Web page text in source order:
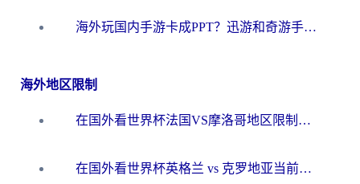
海外玩国内手游卡成PPT？迅游和奇游手游哪个好？一篇讲透回国加速器怎么选
海外地区限制
在国外看世界杯法国VS摩洛哥地区限制？这篇指南让你流畅看中文解说无压力
在国外看世界杯英格兰 vs 克罗地亚当前地区不可播放？这篇指南帮你搞定所有海外观赛难题